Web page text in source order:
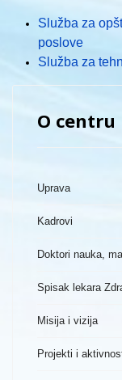
Služba za
poslove
Služba za
O centru
Uprava
Kadrovi
Doktori nauka,
Spisak lekara
Misija i vizija
Projekti i